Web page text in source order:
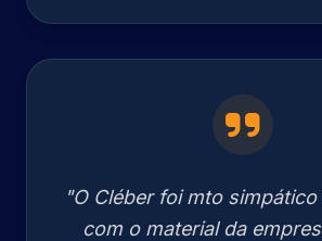
"O Cléber foi mto
com o material da